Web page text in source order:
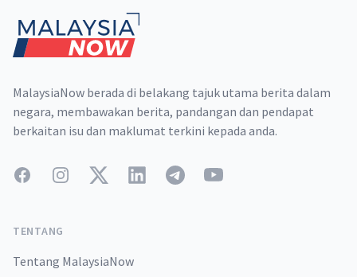
MalaysiaNow berada di belakang tajuk utama berita dalam
negara, membawakan berita, pandangan dan pendapat
berkaitan isu dan maklumat terkini kepada anda.
FacebookInstagramTwitterLinkedInTelegramYouTube
TENTANG
Tentang MalaysiaNow